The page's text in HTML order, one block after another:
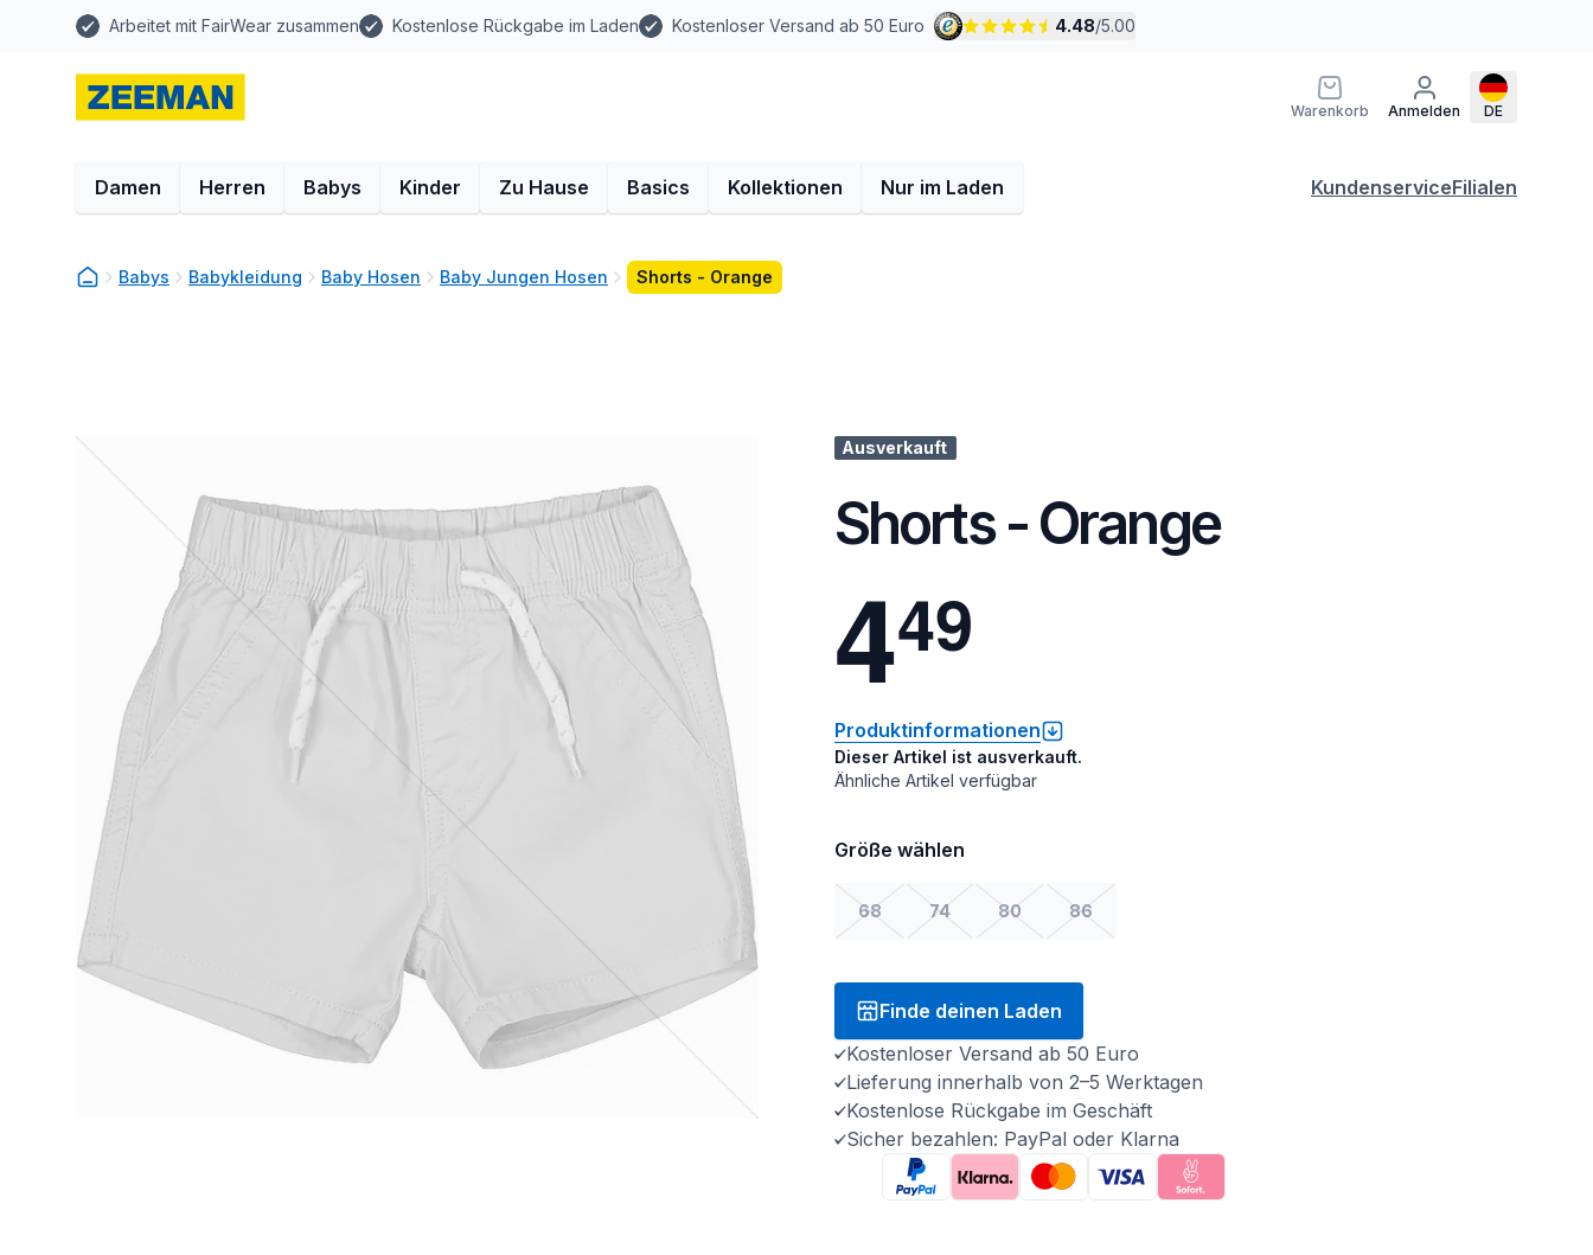
Arbeitet mit FairWear zusammen Kostenlose Rückgabe im Laden Kostenloser Versand ab 50 Euro 4.48/5.00
Warenkorb Anmelden DE
Damen Herren Babys Kinder Zu Hause Basics Kollektionen Nur im Laden KundenserviceFilialen
Babys Babykleidung Baby Hosen Baby Jungen Hosen Shorts - Orange
Ausverkauft
Shorts - Orange
449
Produktinformationen
Dieser Artikel ist ausverkauft.
Ähnliche Artikel verfügbar
Größe wählen
68 74 80 86
Finde deinen Laden
Kostenloser Versand ab 50 Euro
Lieferung innerhalb von 2–5 Werktagen
Kostenlose Rückgabe im Geschäft
Sicher bezahlen: PayPal oder Klarna